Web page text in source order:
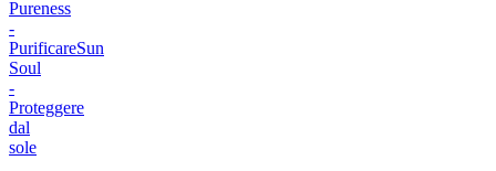
Pureness
-
PurificareSun
Soul
-
Proteggere
dal
sole